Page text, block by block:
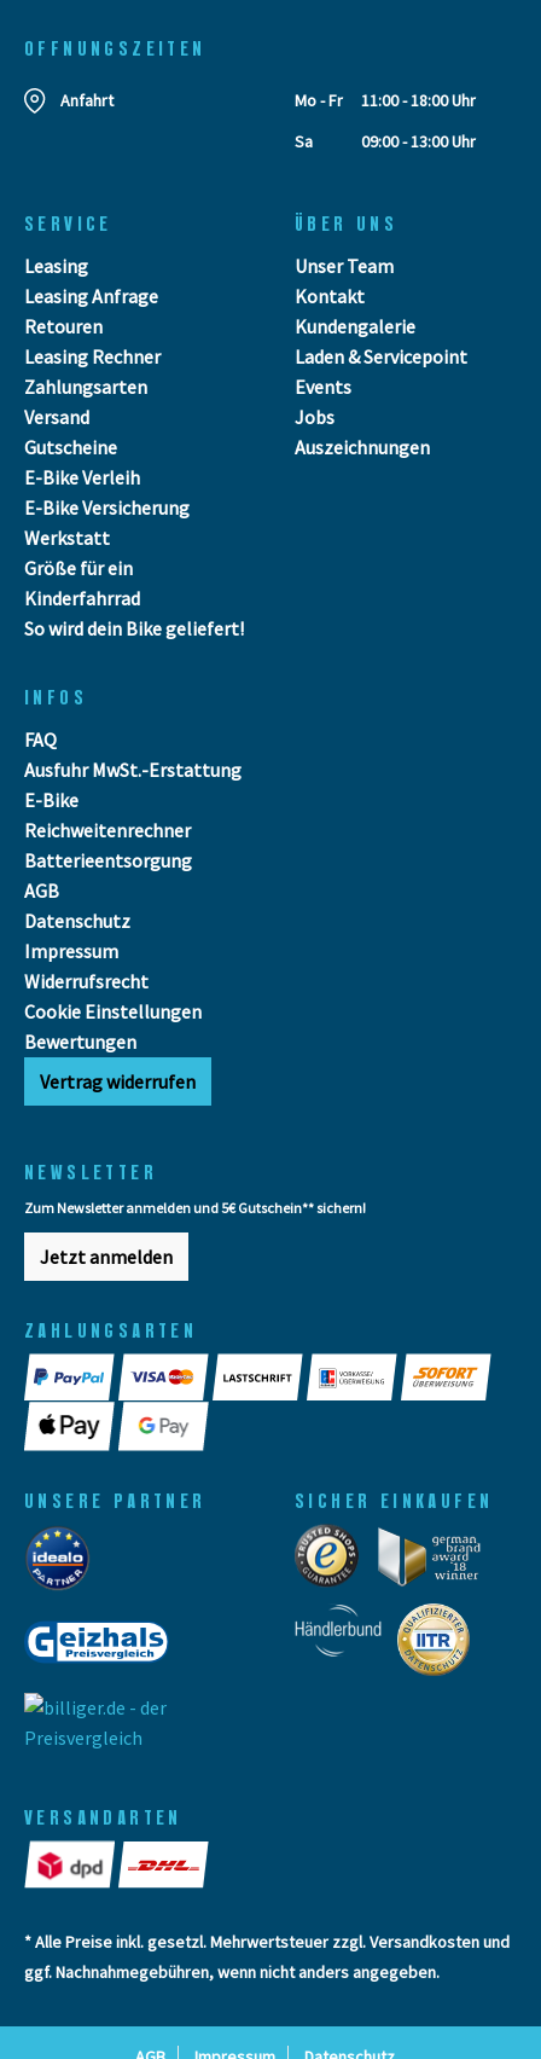
OFFNUNGSZEITEN
Anfahrt Mo - Fr
11:00 - 18:00 Uhr
Sa
09:00 - 13:00 Uhr
SERVICE
Leasing
Leasing Anfrage
Retouren
Leasing Rechner
Zahlungsarten
Versand
Gutscheine
E-Bike Verleih
E-Bike Versicherung
Werkstatt
Größe für ein
Kinderfahrrad
So wird dein Bike geliefert!
ÜBER UNS
Unser Team
Kontakt
Kundengalerie
Laden & Servicepoint
Events
Jobs
Auszeichnungen
INFOS
FAQ
Ausfuhr MwSt.-Erstattung
E-Bike
Reichweitenrechner
Batterieentsorgung
AGB
Datenschutz
Impressum
Widerrufsrecht
Cookie Einstellungen
Bewertungen
Vertrag widerrufen
NEWSLETTER
Zum Newsletter anmelden und 5€ Gutschein** sichern!
Jetzt anmelden
ZAHLUNGSARTEN
VERSANDARTEN
UNSERE PARTNER SICHER EINKAUFEN
* Alle Preise inkl. gesetzl. Mehrwertsteuer zzgl.Versandkostenund
ggf. Nachnahmegebühren, wenn nicht anders angegeben.